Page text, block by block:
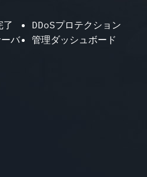
了
バ
DDoSプロテクション
管理ダッシュボード